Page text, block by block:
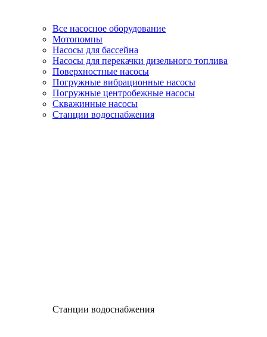
Все насосное оборудование
Мотопомпы
Насосы для бассейна
Насосы для перекачки дизельного топлива
Поверхностные насосы
Погружные вибрационные насосы
Погружные центробежные насосы
Скважинные насосы
Станции водоснабжения
Станции водоснабжения